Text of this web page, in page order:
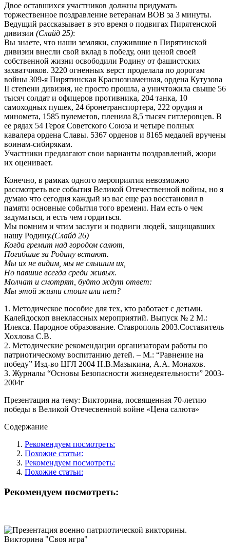
Двое оставшихся участников должны придумать
торжественное поздравление ветеранам ВОВ за 3 минуты.
Ведущий рассказывает в это время о подвигах Пирятенской
дивизии (Слайд 25):
Вы знаете, что наши земляки, служившие в Пирятинской
дивизии внесли свой вклад в победу, они ценой своей
собственной жизни освободили Родину от фашистских
захватчиков. 3220 огненных верст проделала по дорогам
войны 309-я Пирятинская Краснознаменная, ордена Кутузова
II степени дивизия, не просто прошла, а уничтожила свыше 56
тысяч солдат и офицеров противника, 204 танка, 10
самоходных пушек, 24 бронетранспортера, 222 орудия и
миномета, 1585 пулеметов, пленила 8,5 тысяч гитлеровцев. В
ее рядах 54 Героя Советского Союза и четыре полных
кавалера ордена Славы. 5367 орденов и 8165 медалей вручены
воинам-сибирякам.
Участники предлагают свои варианты поздравлений, жюри
их оценивает.
Конечно, в рамках одного мероприятия невозможно
рассмотреть все события Великой Отечественной войны, но я
думаю что сегодня каждый из вас еще раз восстановил в
памяти основные события того времени. Нам есть о чем
задуматься, и есть чем гордиться.
Мы помним и чтим заслуги и подвиги людей, защищавших
нашу Родину.(Слайд 26)
Когда гремит над городом салют,
Погибшие за Родину встают.
Мы их не видим, мы не слышим их,
Но павшие всегда среди живых.
Молчат и смотрят, будто ждут ответ:
Мы этой жизни стоим или нет?
1. Методическое пособие для тех, кто работает с детьми.
Калейдоскоп внеклассных мероприятий. Выпуск № 2 М.:
Илекса. Народное образование. Ставрополь 2003.Составитель
Хохлова С.В.
2. Методические рекомендации организаторам работы по
патриотическому воспитанию детей. – М.: “Равнение на
победу” Изд-во ЦГЛ 2004 Н.В.Мазыкина, А.А. Монахов.
3. Журналы “Основы Безопасности жизнедеятельности” 2003-
2004г
Презентация на тему: Викторина, посвященная 70-летию
победы в Великой Отечесвенной войне «Цена салюта»
Содержание
Рекомендуем посмотреть:
Похожие статьи:
Рекомендуем посмотреть:
Похожие статьи:
Рекомендуем посмотреть: